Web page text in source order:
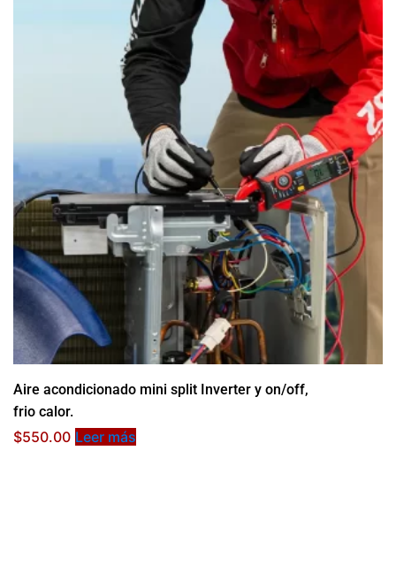
Aire acondicionado mini split Inverter y on/off,
frio calor.
$550.00 Leer más